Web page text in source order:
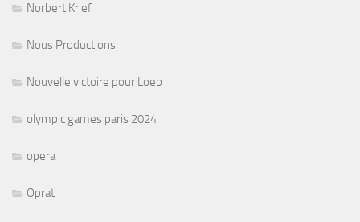
Norbert Krief
Nous Productions
Nouvelle victoire pour Loeb
olympic games paris 2024
opera
Oprat